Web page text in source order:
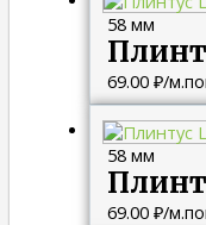
58 мм
69.00 ₽/
58 мм
69.00 ₽/